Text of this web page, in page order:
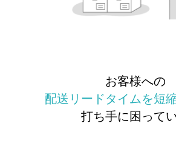
お客様への
配送リードタイムを短
打ち手に困って